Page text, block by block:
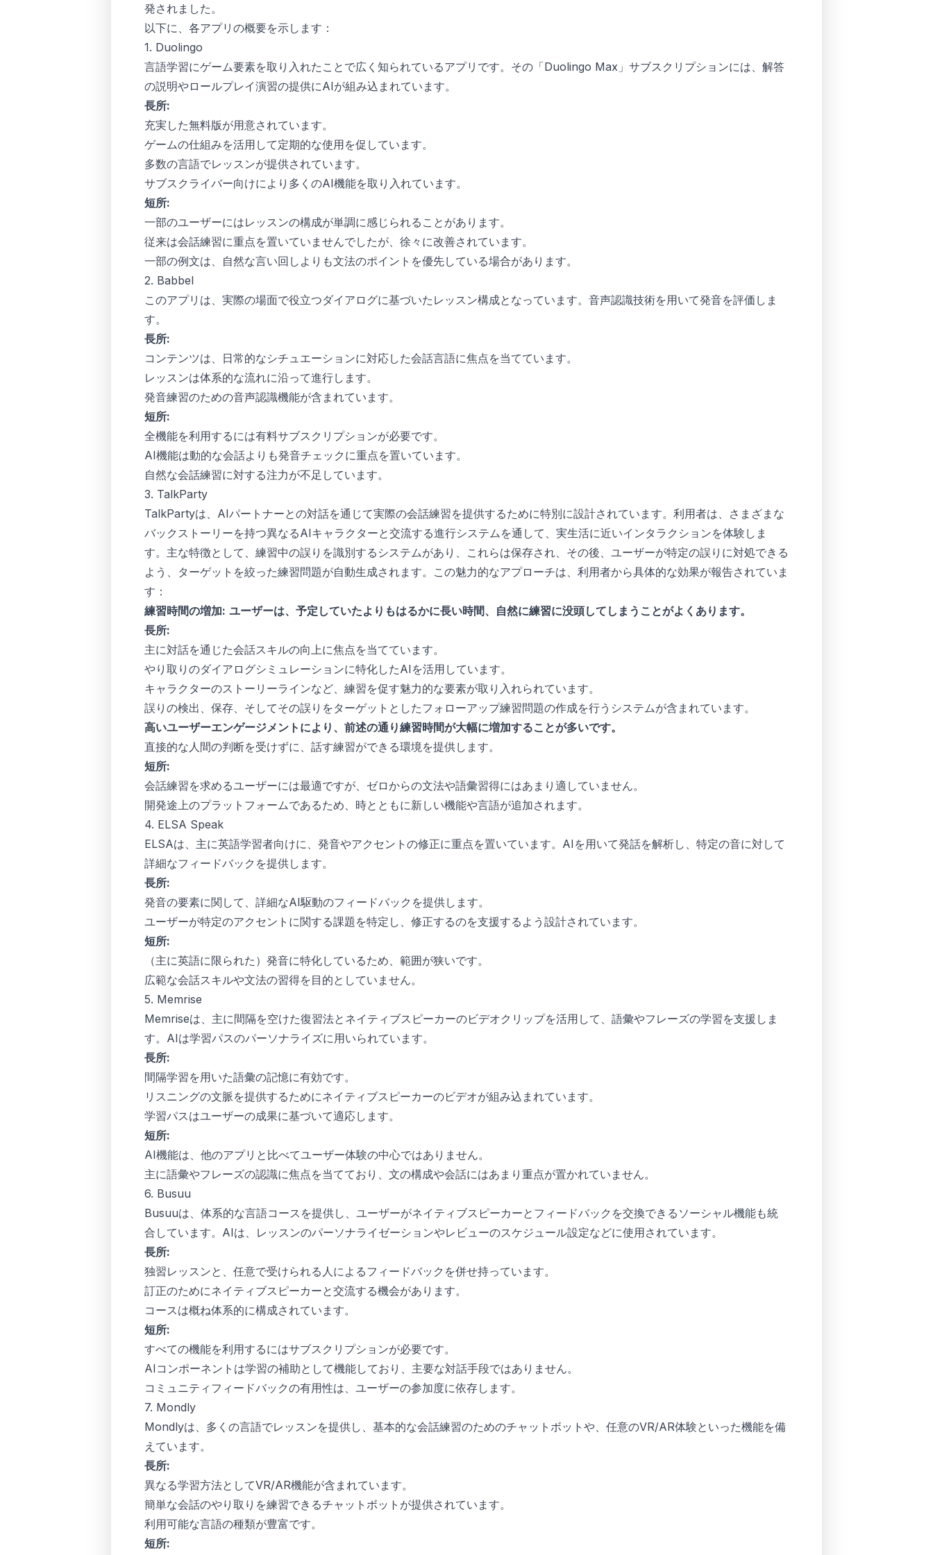
発されました。
以下に、各アプリの概要を示します：
1. Duolingo
言語学習にゲーム要素を取り入れたことで広く知られているアプリです。その「Duolingo Max」サブスクリプションには、解答
の説明やロールプレイ演習の提供にAIが組み込まれています。
長所:
充実した無料版が用意されています。
ゲームの仕組みを活用して定期的な使用を促しています。
多数の言語でレッスンが提供されています。
サブスクライバー向けにより多くのAI機能を取り入れています。
短所:
一部のユーザーにはレッスンの構成が単調に感じられることがあります。
従来は会話練習に重点を置いていませんでしたが、徐々に改善されています。
一部の例文は、自然な言い回しよりも文法のポイントを優先している場合があります。
2. Babbel
このアプリは、実際の場面で役立つダイアログに基づいたレッスン構成となっています。音声認識技術を用いて発音を評価しま
す。
長所:
コンテンツは、日常的なシチュエーションに対応した会話言語に焦点を当てています。
レッスンは体系的な流れに沿って進行します。
発音練習のための音声認識機能が含まれています。
短所:
全機能を利用するには有料サブスクリプションが必要です。
AI機能は動的な会話よりも発音チェックに重点を置いています。
自然な会話練習に対する注力が不足しています。
3. TalkParty
TalkPartyは、AIパートナーとの対話を通じて実際の会話練習を提供するために特別に設計されています。利用者は、さまざまな
バックストーリーを持つ異なるAIキャラクターと交流する進行システムを通して、実生活に近いインタラクションを体験しま
す。主な特徴として、練習中の誤りを識別するシステムがあり、これらは保存され、その後、ユーザーが特定の誤りに対処できる
よう、ターゲットを絞った練習問題が自動生成されます。この魅力的なアプローチは、利用者から具体的な効果が報告されていま
す：
練習時間の増加: ユーザーは、予定していたよりもはるかに長い時間、自然に練習に没頭してしまうことがよくあります。
長所:
主に対話を通じた会話スキルの向上に焦点を当てています。
やり取りのダイアログシミュレーションに特化したAIを活用しています。
キャラクターのストーリーラインなど、練習を促す魅力的な要素が取り入れられています。
誤りの検出、保存、そしてその誤りをターゲットとしたフォローアップ練習問題の作成を行うシステムが含まれています。
高いユーザーエンゲージメントにより、前述の通り練習時間が大幅に増加することが多いです。
直接的な人間の判断を受けずに、話す練習ができる環境を提供します。
短所:
会話練習を求めるユーザーには最適ですが、ゼロからの文法や語彙習得にはあまり適していません。
開発途上のプラットフォームであるため、時とともに新しい機能や言語が追加されます。
4. ELSA Speak
ELSAは、主に英語学習者向けに、発音やアクセントの修正に重点を置いています。AIを用いて発話を解析し、特定の音に対して
詳細なフィードバックを提供します。
長所:
発音の要素に関して、詳細なAI駆動のフィードバックを提供します。
ユーザーが特定のアクセントに関する課題を特定し、修正するのを支援するよう設計されています。
短所:
（主に英語に限られた）発音に特化しているため、範囲が狭いです。
広範な会話スキルや文法の習得を目的としていません。
5. Memrise
Memriseは、主に間隔を空けた復習法とネイティブスピーカーのビデオクリップを活用して、語彙やフレーズの学習を支援しま
す。AIは学習パスのパーソナライズに用いられています。
長所:
間隔学習を用いた語彙の記憶に有効です。
リスニングの文脈を提供するためにネイティブスピーカーのビデオが組み込まれています。
学習パスはユーザーの成果に基づいて適応します。
短所:
AI機能は、他のアプリと比べてユーザー体験の中心ではありません。
主に語彙やフレーズの認識に焦点を当てており、文の構成や会話にはあまり重点が置かれていません。
6. Busuu
Busuuは、体系的な言語コースを提供し、ユーザーがネイティブスピーカーとフィードバックを交換できるソーシャル機能も統
合しています。AIは、レッスンのパーソナライゼーションやレビューのスケジュール設定などに使用されています。
長所:
独習レッスンと、任意で受けられる人によるフィードバックを併せ持っています。
訂正のためにネイティブスピーカーと交流する機会があります。
コースは概ね体系的に構成されています。
短所:
すべての機能を利用するにはサブスクリプションが必要です。
AIコンポーネントは学習の補助として機能しており、主要な対話手段ではありません。
コミュニティフィードバックの有用性は、ユーザーの参加度に依存します。
7. Mondly
Mondlyは、多くの言語でレッスンを提供し、基本的な会話練習のためのチャットボットや、任意のVR/AR体験といった機能を備
えています。
長所:
異なる学習方法としてVR/AR機能が含まれています。
簡単な会話のやり取りを練習できるチャットボットが提供されています。
利用可能な言語の種類が豊富です。
短所: